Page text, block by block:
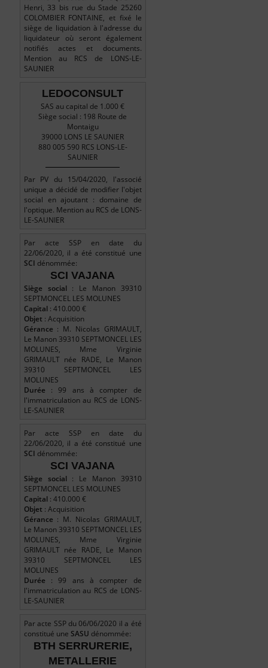
Henri, 33 bis rue du Stade 25260
COLOMBIER FONTAINE, et fixé le
siège de liquidation à l'adresse du
liquidateur où seront également
notifiés actes et documents.
Mention au RCS de LONS-LE-
SAUNIER
LEDOCONSULT
SAS au capital de 1.000 €
Siège social : 198 Route de
Montaigu
39000 LONS LE SAUNIER
880 005 590 RCS LONS-LE-
SAUNIER
Par PV du 15/04/2020, l'associé
unique a décidé de modifier l'objet
social en ajoutant : domaine de
l'optique. Mention au RCS de LONS-
LE-SAUNIER
Par acte SSP en date du
22/06/2020, il a été constitué une
SCI dénommée:
SCI VAJANA
Siège social: Le Manon 39310
SEPTMONCEL LES MOLUNES
Capital: 410.000 €
Objet : Acquisition
Gérance : M. Nicolas GRIMAULT,
Le Manon 39310 SEPTMONCEL LES
MOLUNES, Mme Virginie
GRIMAULT née RADE, Le Manon
39310 SEPTMONCEL LES
MOLUNES
Durée : 99 ans à compter de
l'immatriculation au RCS de LONS-
LE-SAUNIER
Par acte SSP en date du
22/06/2020, il a été constitué une
SCI dénommée:
SCI VAJANA
Siège social : Le Manon 39310
SEPTMONCEL LES MOLUNES
Capital : 410.000 €
Objet : Acquisition
Gérance : M. Nicolas GRIMAULT,
Le Manon 39310 SEPTMONCEL LES
MOLUNES, Mme Virginie
GRIMAULT née RADE, Le Manon
39310 SEPTMONCEL LES
MOLUNES
Durée : 99 ans à compter de
l'immatriculation au RCS de LONS-
LE-SAUNIER
Par acte SSP du 06/06/2020 il a été
constitué une SASU dénommée:
BTH SERRURERIE,
METALLERIE